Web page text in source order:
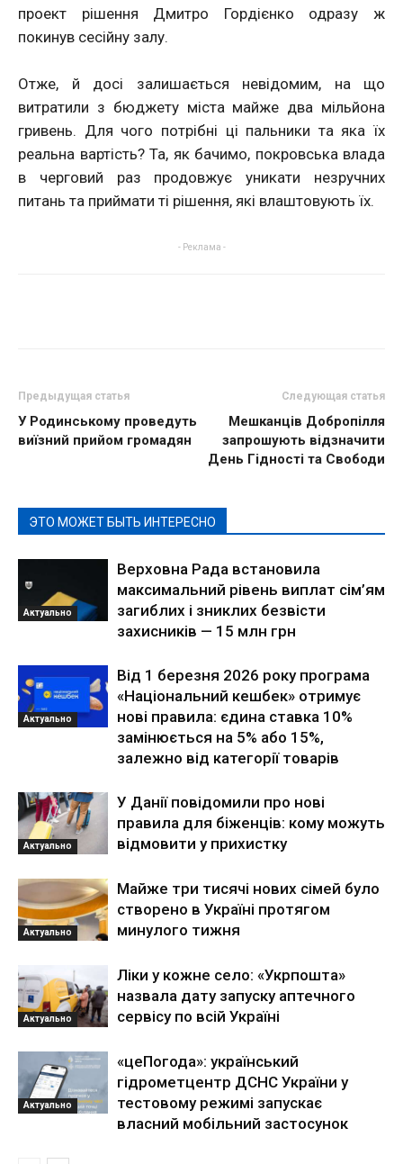
проект рішення Дмитро Гордієнко одразу ж
покинув сесійну залу.
Отже, й досі залишається невідомим, на що
витратили з бюджету міста майже два мільйона
гривень. Для чого потрібні ці пальники та яка їх
реальна вартість? Та, як бачимо, покровська влада
в черговий раз продовжує уникати незручних
питань та приймати ті рішення, які влаштовують їх.
- Реклама -
Предыдущая статья
У Родинському проведуть
виїзний прийом громадян
Следующая статья
Мешканців Добропілля
запрошують відзначити
День Гідності та Свободи
ЭТО МОЖЕТ БЫТЬ ИНТЕРЕСНО
Актуально
Верховна Рада встановила
максимальний рівень виплат сім’ям
загиблих і зниклих безвісти
захисників — 15 млн грн
Актуально
Від 1 березня 2026 року програма
«Національний кешбек» отримує
нові правила: єдина ставка 10%
замінюється на 5% або 15%,
залежно від категорії товарів
Актуально
У Данії повідомили про нові
правила для біженців: кому можуть
відмовити у прихистку
Актуально
Майже три тисячі нових сімей було
створено в Україні протягом
минулого тижня
Актуально
Ліки у кожне село: «Укрпошта»
назвала дату запуску аптечного
сервісу по всій Україні
Актуально
«цеПогода»: український
гідрометцентр ДСНС України у
тестовому режимі запускає
власний мобільний застосунок